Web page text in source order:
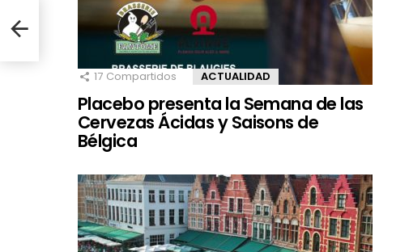
17 Compartidos ACTUALIDAD
Placebo presenta la Semana de las
Cervezas Ácidas y Saisons de
Bélgica